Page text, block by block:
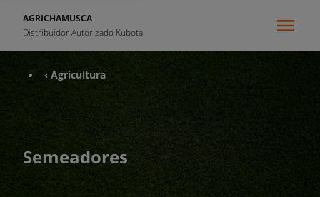
AGRICHAMUSCA
Distribuidor Autorizado Kubota
‹ Agricultura
Semeadores